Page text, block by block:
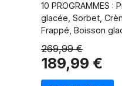
10 PROGRAMMES
glacée, Sorbet,
Frappé, Boisson
savourer encore
UN : Utilisez les
crème glacée
269,99 €
189,99 €